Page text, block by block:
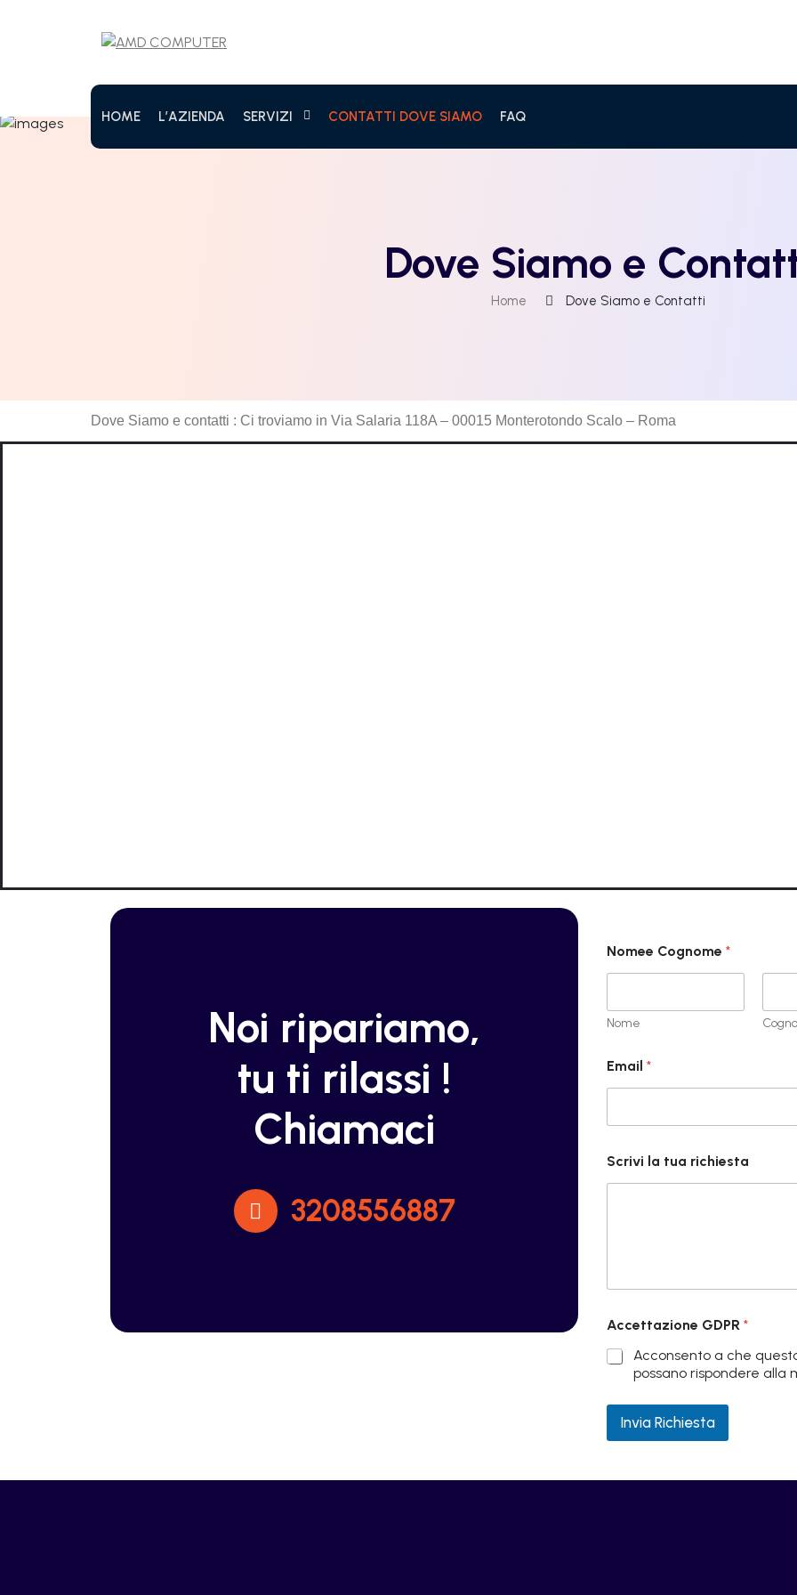
HOME L’AZIENDA SERVIZI CONTATTI DOVE SIAMO FAQ
Dove Siamo e
Home Dove Siamo e Contatti
Dove Siamo e contatti : Ci troviamo in Via Salaria 118A – 00015 Monterotondo Scalo – Roma
Noi ripariamo,
tu ti rilassi !
Chiamaci
3208556887
a
N
m
e
D
P
Nomee Cognome *
Nome
Email *
Scrivi la tua richiesta
Accettazione GDPR *
Acconsento a che
possano rispondere alla
Invia Richiesta